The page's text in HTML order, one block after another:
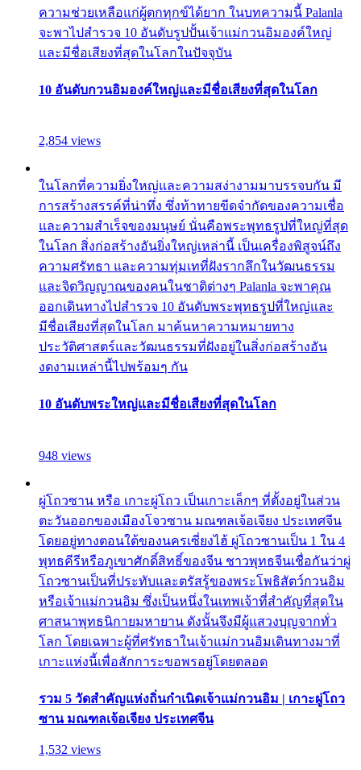
ความช่วยเหลือแก่ผู้ตกทุกข์ได้ยาก ในบทความนี้ Palanla
จะพาไปสำรวจ 10 อันดับรูปปั้นเจ้าแม่กวนอิมองค์ใหญ่
และมีชื่อเสียงที่สุดในโลกในปัจจุบัน
10 อันดับกวนอิมองค์ใหญ่และมีชื่อเสียงที่สุดในโลก
2,854 views
ในโลกที่ความยิ่งใหญ่และความสง่างามมาบรรจบกัน มี
การสร้างสรรค์ที่น่าทึ่ง ซึ่งท้าทายขีดจำกัดของความเชื่อ
และความสำเร็จของมนุษย์ นั่นคือพระพุทธรูปที่ใหญ่ที่สุด
ในโลก สิ่งก่อสร้างอันยิ่งใหญ่เหล่านี้ เป็นเครื่องพิสูจน์ถึง
ความศรัทธา และความทุ่มเทที่ฝังรากลึกในวัฒนธรรม
และจิตวิญญาณของคนในชาติต่างๆ Palanla จะพาคุณ
ออกเดินทางไปสำรวจ 10 อันดับพระพุทธรูปที่ใหญ่และ
มีชื่อเสียงที่สุดในโลก มาค้นหาความหมายทาง
ประวัติศาสตร์และวัฒนธรรมที่ฝังอยู่ในสิ่งก่อสร้างอัน
งดงามเหล่านี้ไปพร้อมๆ กัน
10 อันดับพระใหญ่และมีชื่อเสียงที่สุดในโลก
948 views
ผู่โถวซาน หรือ เกาะผู่โถว เป็นเกาะเล็กๆ ที่ตั้งอยู่ในส่วน
ตะวันออกของเมืองโจวซาน มณฑลเจ้อเจียง ประเทศจีน
โดยอยู่ทางตอนใต้ของนครเซี่ยงไฮ้ ผู่โถวซานเป็น 1 ใน 4
พุทธคีรีหรือภูเขาศักดิ์สิทธิ์ของจีน ชาวพุทธจีนเชื่อกันว่าผู่
โถวซานเป็นที่ประทับและตรัสรู้ของพระโพธิสัตว์กวนอิม
หรือเจ้าแม่กวนอิม ซึ่งเป็นหนึ่งในเทพเจ้าที่สำคัญที่สุดใน
ศาสนาพุทธนิกายมหายาน ดังนั้นจึงมีผู้แสวงบุญจากทั่ว
โลก โดยเฉพาะผู้ที่ศรัทธาในเจ้าแม่กวนอิมเดินทางมาที่
เกาะแห่งนี้เพื่อสักการะขอพรอยู่โดยตลอด
รวม 5 วัดสำคัญแห่งถิ่นกำเนิดเจ้าแม่กวนอิม | เกาะผู่โถว
ซาน มณฑลเจ้อเจียง ประเทศจีน
1,532 views